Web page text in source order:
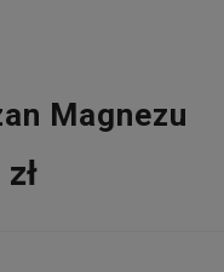
Magnezu